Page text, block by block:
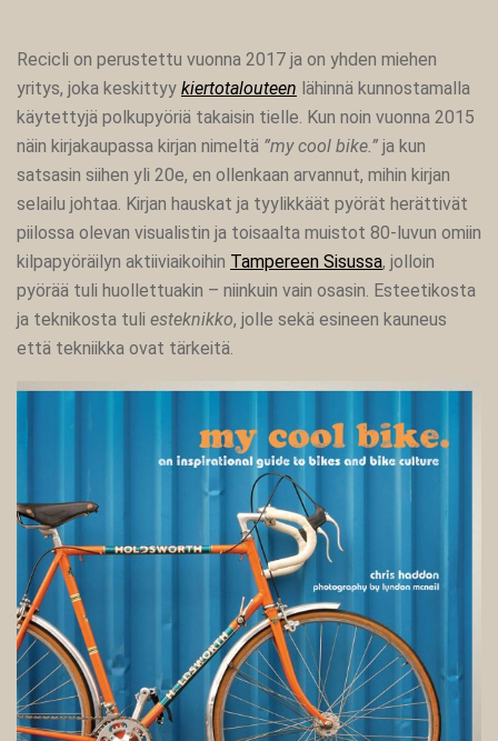
Recicli on perustettu vuonna 2017 ja on yhden miehen
yritys, joka keskittyy kiertotalouteen lähinnä kunnostamalla
käytettyjä polkupyöriä takaisin tielle. Kun noin vuonna 2015
näin kirjakaupassa kirjan nimeltä ”my cool bike.” ja kun
satsasin siihen yli 20e, en ollenkaan arvannut, mihin kirjan
selailu johtaa. Kirjan hauskat ja tyylikkäät pyörät herättivät
piilossa olevan visualistin ja toisaalta muistot 80-luvun omiin
kilpapyöräilyn aktiiviaikoihin Tampereen Sisussa, jolloin
pyörää tuli huollettuakin – niinkuin vain osasin. Esteetikosta
ja teknikosta tuli esteknikko, jolle sekä esineen kauneus
että tekniikka ovat tärkeitä.